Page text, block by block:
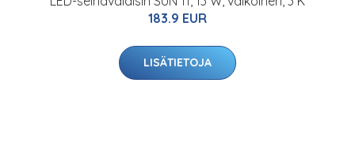
183.9 EUR
LISÄTIETOJA